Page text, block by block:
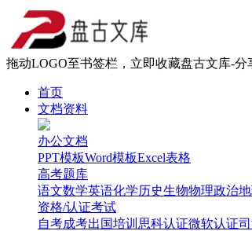
拖动LOGO至书签栏，立即收藏盘古文库-分
首页
文档资料
办公文档
PPT模板Word模板Excel表格
高考题库
语文数学英语化学历史生物物理政治
资格/认证考试
自考成考出国培训 思科认证微软认证